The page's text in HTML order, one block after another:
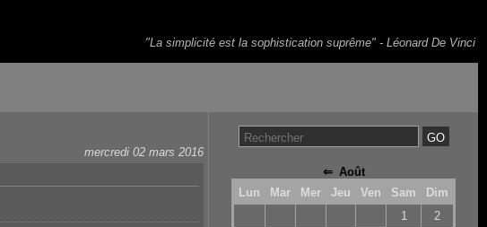
"La simplicité est la sophistication suprême" - Léonard De Vinci
⇐ Août
Lun
Mar Mer Jeu Ven Sam
Dim
1
2
mercredi 02 mars 2016